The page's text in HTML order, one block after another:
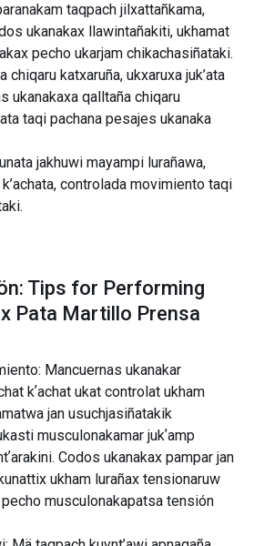
taqpach jilxattañkama,
ukanakax llawintañakiti, ukhamat
pecho ukarjam chikachasiñataki.
chiqaru katxaruña, ukxaruxa juk’ata
ukanakaxa qalltaña chiqaru
taqi pachana pesajes ukanaka
jakhuwi mayampi lurañawa,
controlada movimiento taqi
Tips for Performing
Pata Martillo Prensa
Mancuernas ukanakar
kʼachat ukat controlat ukham
jan usuchjasiñatakik
musculonakamar jukʼamp
Codos ukanakax pampar jan
ukham lurañax tensionaruw
musculonakapatsa tensión